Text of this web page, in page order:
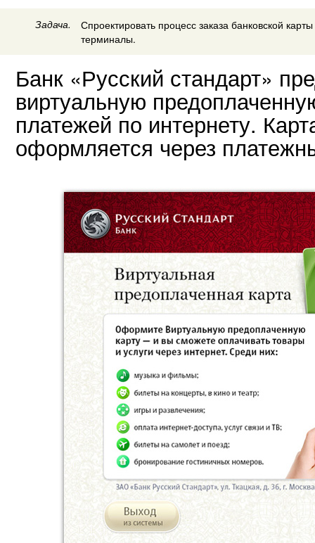
Задача.
Спроектировать процесс заказа банковской
терминалы.
Банк «Русский стандарт»
виртуальную
платежей по интернету.
оформляется через